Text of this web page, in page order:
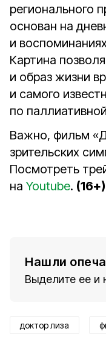
регионального
основан на
и
Картина
и образ жизни
и самого
по
Важно, фильм
зрительских
Посмотреть
на Youtube. (16+)
Нашли
Выделите ее и
доктор лиза